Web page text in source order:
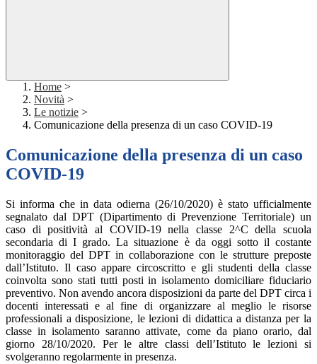
Home >
Novità >
Le notizie >
Comunicazione della presenza di un caso COVID-19
Comunicazione della presenza di un caso
COVID-19
Si informa che in data odierna (26/10/2020) è stato ufficialmente
segnalato dal DPT (Dipartimento di Prevenzione Territoriale) un
caso di positività al COVID-19 nella classe 2^C della scuola
secondaria di I grado. La situazione è da oggi sotto il costante
monitoraggio del DPT in collaborazione con le strutture preposte
dall’Istituto. Il caso appare circoscritto e gli studenti della classe
coinvolta sono stati tutti posti in isolamento domiciliare fiduciario
preventivo. Non avendo ancora disposizioni da parte del DPT circa i
docenti interessati e al fine di organizzare al meglio le risorse
professionali a disposizione, le lezioni di didattica a distanza per la
classe in isolamento saranno attivate, come da piano orario, dal
giorno 28/10/2020. Per le altre classi dell’Istituto le lezioni si
svolgeranno regolarmente in presenza.